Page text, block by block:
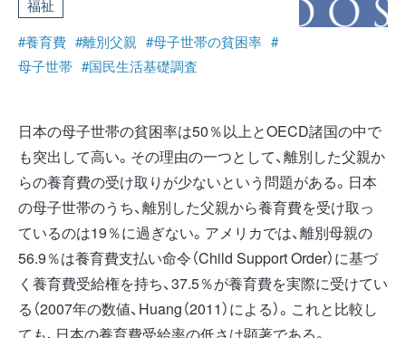
福祉
#養育費 #離別父親 #母子世帯の貧困率 #
母子世帯 #国民生活基礎調査
日本の母子世帯の貧困率は50％以上とOECD諸国の中で
も突出して高い。その理由の一つとして、離別した父親か
らの養育費の受け取りが少ないという問題がある。日本
の母子世帯のうち、離別した父親から養育費を受け取っ
ているのは19％に過ぎない。アメリカでは、離別母親の
56.9％は養育費支払い命令（Child Support Order）に基づ
く養育費受給権を持ち、37.5％が養育費を実際に受けてい
る（2007年の数値、Huang（2011）による）。これと比較し